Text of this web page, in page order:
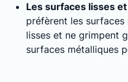
Les surfaces lisses
préfèrent les surfaces
lisses et ne grimpent
surfaces métalliques